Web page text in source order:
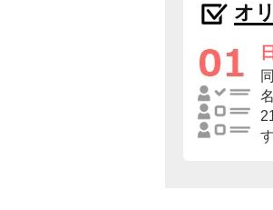
オ